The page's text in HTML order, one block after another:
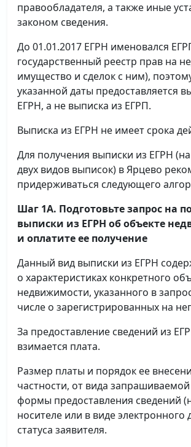
правообладателя, а также иные
законом сведения.
До 01.01.2017 ЕГРН именовался
государственный реестр прав на
имущество и сделок с ним),
указанной даты предоставляется
ЕГРН, а не выписка из ЕГРП.
Выписка из ЕГРН не имеет срока
Для получения выписки из ЕГРН
двух видов выписок) в Ярцево
придерживаться следующего
Шаг 1А. Подготовьте запрос на
выписки из ЕГРН об объекте
и оплатите ее получение
Данный вид выписки из ЕГРН
о характеристиках конкретного
недвижимости, указанного в
числе о зарегистрированных на
За предоставление сведений из
взимается плата.
Размер платы и порядок ее
частности, от вида
формы предоставления сведений
носителе или в виде электронного
статуса заявителя.